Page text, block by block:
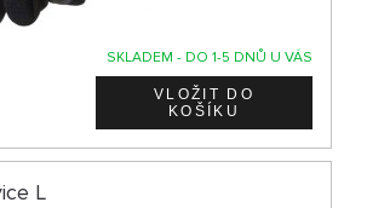
SKLADEM - DO 1-5 DNŮ U VÁS
L